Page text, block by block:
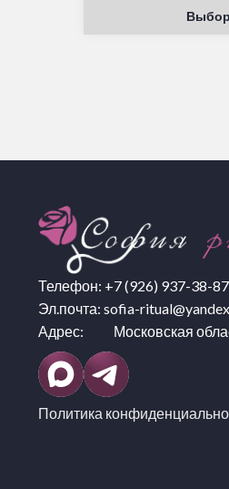
Выбор
Телефон: +7 (926) 937-38-87
Эл.почта: sofia-
Адрес: Московская
Политика